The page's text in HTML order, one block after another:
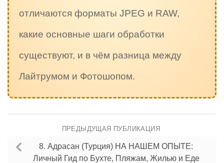
отличаются форматы JPEG и RAW,
какие основные шаги обработки
существуют, и в чём разница между
Лайтрумом и Фотошопом.
ПРЕДЫДУЩАЯ ПУБЛИКАЦИЯ
8. Адрасан (Турция) НА НАШЕМ ОПЫТЕ:
Личный Гид по Бухте, Пляжам, Жилью и Еде